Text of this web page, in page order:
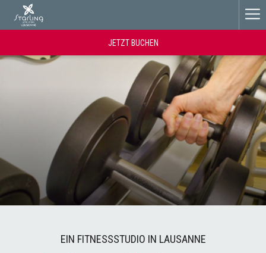
JETZT BUCHEN
EIN FITNESSSTUDIO IN LAUSANNE